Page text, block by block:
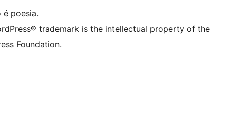
é poesia.
trademark is the intellectual property of the
Foundation.